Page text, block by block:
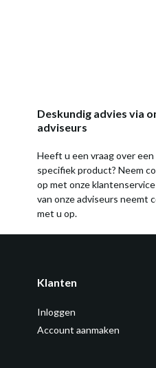
Deskundig advies via
adviseurs
Heeft u een vraag over een
specifiek product? Neem
op met onze
van onze adviseurs neemt
met u op.
Klanten
Inloggen
Account aanmaken